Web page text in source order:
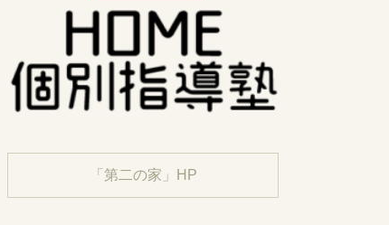
「第二の家」HP